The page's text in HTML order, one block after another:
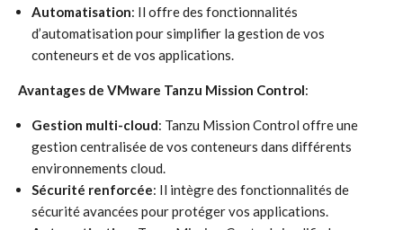
Automatisation: Il offre des fonctionnalités
d’automatisation pour simplifier la gestion de vos
conteneurs et de vos applications.
Avantages de VMware Tanzu Mission Control:
Gestion multi-cloud: Tanzu Mission Control offre une
gestion centralisée de vos conteneurs dans différents
environnements cloud.
Sécurité renforcée: Il intègre des fonctionnalités de
sécurité avancées pour protéger vos applications.